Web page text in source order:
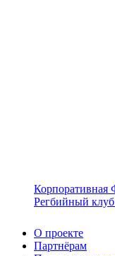
Корпоративная
Регбийный клуб
О проекте
Партнёрам